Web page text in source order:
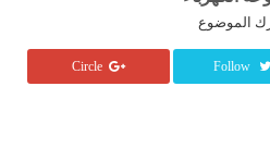
الموضوع
Circle